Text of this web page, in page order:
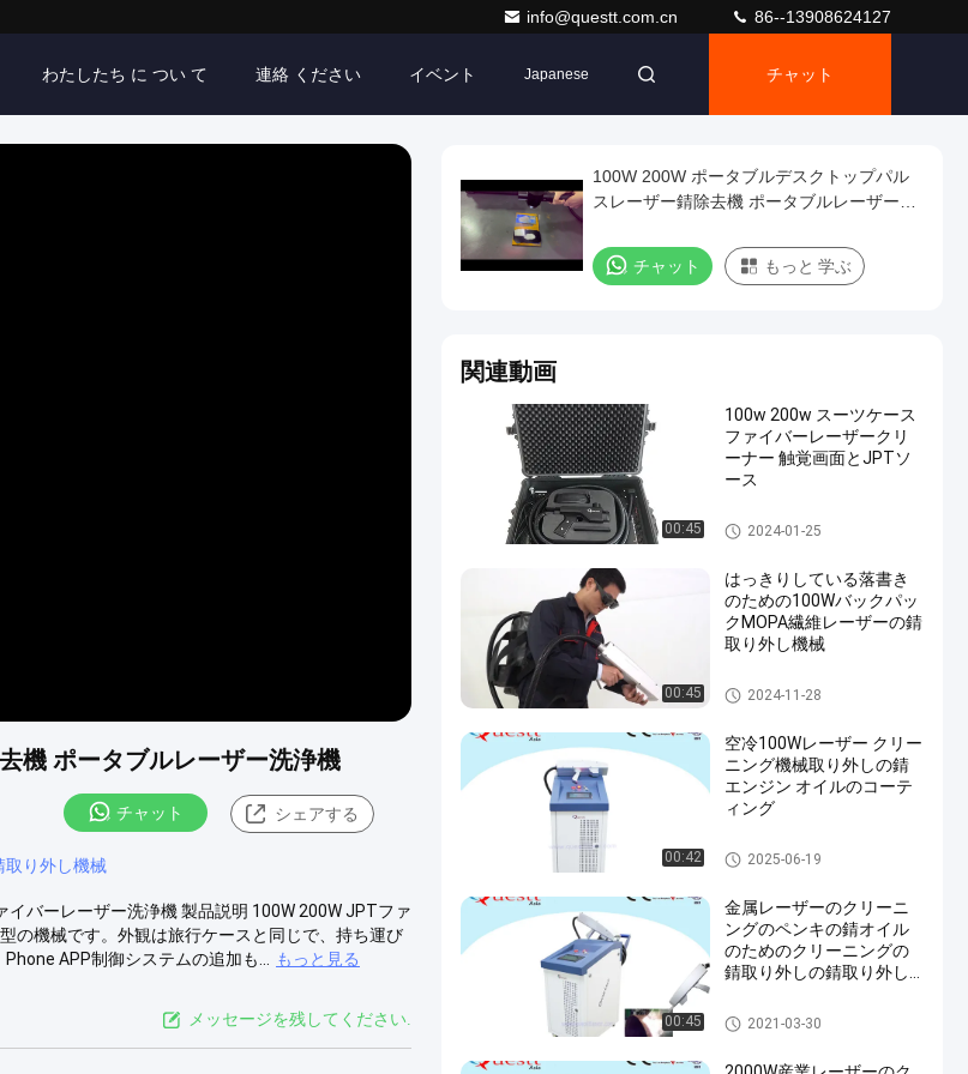
info@questt.com.cn 86--13908624127
わたしたち に つい て 連絡 ください イベント Japanese チャット
機 ポータブルレーザー洗浄機
チャット シェアする
取り外し機械
バーレーザー洗浄機 製品説明 100W 200W JPTファ
の機械です。外観は旅行ケースと同じで、持ち運び
APP制御システムの追加も...
もっと見る
メッセージを残してください.
100W 200W ポータブルデスクトップパル
スレーザー錆除去機 ポータブルレーザー洗
チャット もっと 学ぶ
関連動画
00:45
100w 200w スーツケース
ファイバーレーザークリ
ーナー 触覚画面とJPTソ
ース
レーザーのクリーニング機械
2024-01-25
00:45
はっきりしている落書き
のための100Wバックパッ
クMOPA繊維レーザーの錆
取り外し機械
レーザーの錆取り外し
2024-11-28
00:42
空冷100Wレーザー クリー
ニング機械取り外しの錆
エンジン オイルのコーテ
ィング
レーザーのクリーニング機械
2025-06-19
00:45
金属レーザーのクリーニ
ングのペンキの錆オイル
のためのクリーニングの
錆取り外しの錆取り外し
レーザーのクリーニング機械
2021-03-30